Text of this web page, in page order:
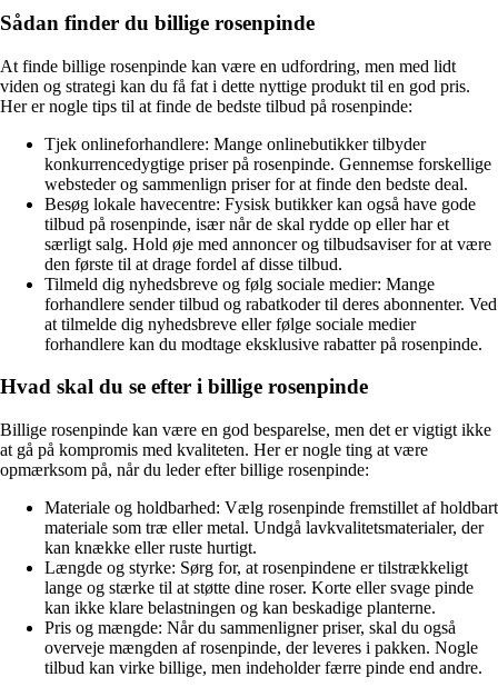
Sådan finder du billige rosenpinde
At finde billige rosenpinde kan være en udfordring, men med lidt
viden og strategi kan du få fat i dette nyttige produkt til en god pris.
Her er nogle tips til at finde de bedste tilbud på rosenpinde:
Tjek onlineforhandlere: Mange onlinebutikker tilbyder
konkurrencedygtige priser på rosenpinde. Gennemse forskellige
websteder og sammenlign priser for at finde den bedste deal.
Besøg lokale havecentre: Fysisk butikker kan også have gode
tilbud på rosenpinde, især når de skal rydde op eller har et
særligt salg. Hold øje med annoncer og tilbudsaviser for at være
den første til at drage fordel af disse tilbud.
Tilmeld dig nyhedsbreve og følg sociale medier: Mange
forhandlere sender tilbud og rabatkoder til deres abonnenter. Ved
at tilmelde dig nyhedsbreve eller følge sociale medier
forhandlere kan du modtage eksklusive rabatter på rosenpinde.
Hvad skal du se efter i billige rosenpinde
Billige rosenpinde kan være en god besparelse, men det er vigtigt ikke
at gå på kompromis med kvaliteten. Her er nogle ting at være
opmærksom på, når du leder efter billige rosenpinde:
Materiale og holdbarhed: Vælg rosenpinde fremstillet af holdbart
materiale som træ eller metal. Undgå lavkvalitetsmaterialer, der
kan knække eller ruste hurtigt.
Længde og styrke: Sørg for, at rosenpindene er tilstrækkeligt
lange og stærke til at støtte dine roser. Korte eller svage pinde
kan ikke klare belastningen og kan beskadige planterne.
Pris og mængde: Når du sammenligner priser, skal du også
overveje mængden af rosenpinde, der leveres i pakken. Nogle
tilbud kan virke billige, men indeholder færre pinde end andre.